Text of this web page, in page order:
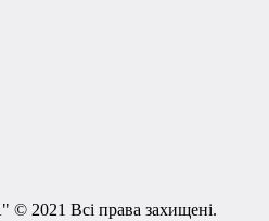
© 2021 Всі права захищені.